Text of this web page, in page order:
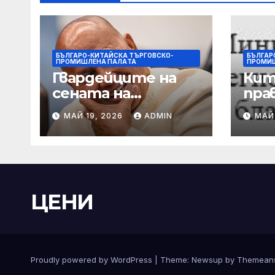
БЪЛГАРО-КИТАЙСКА ТЪРГОВСКО-
ПРОМИШЛЕНА ПАЛAТА
Гвардейците на
сената на
Филипините са
разследвани за
стрелба, докато
беглец бяга
МАЙ 19, 2026 ADMIN
на
ще
МАЙ
ЦЕНИ
Proudly powered by WordPress Theme: Newsup by